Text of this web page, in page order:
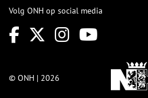
Volg ONH op social media
© ONH | 2026